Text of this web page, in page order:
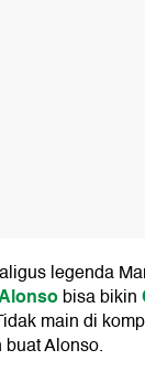
legenda
bisa bikin
main di
Alonso.